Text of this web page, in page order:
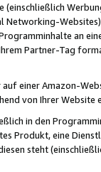
(einschließlich
Networking-
an
Partner-Tag
einer Amazon-
von Ihrer
in den
Produkt, eine
steht